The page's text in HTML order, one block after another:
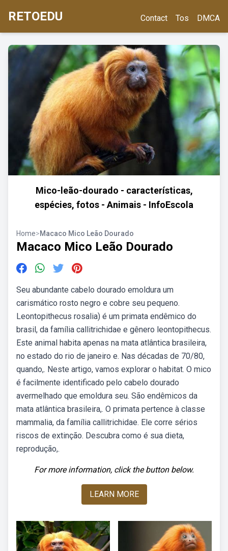
RETOEDU Contact Tos DMCA
Mico-leão-dourado - características,
espécies, fotos - Animais - InfoEscola
Home>Macaco Mico Leão Dourado
Macaco Mico Leão Dourado
Seu abundante cabelo dourado emoldura um
carismático rosto negro e cobre seu pequeno.
Leontopithecus rosalia) é um primata endêmico do
brasil, da família callitrichidae e gênero leontopithecus.
Este animal habita apenas na mata atlântica brasileira,
no estado do rio de janeiro e. Nas décadas de 70/80,
quando,. Neste artigo, vamos explorar o habitat. O mico
é facilmente identificado pelo cabelo dourado
avermelhado que emoldura seu. São endêmicos da
mata atlântica brasileira,. O primata pertence à classe
mammalia, da família callitrichidae. Ele corre sérios
riscos de extinção. Descubra como é sua dieta,
reprodução,.
For more information, click the button below.
LEARN MORE